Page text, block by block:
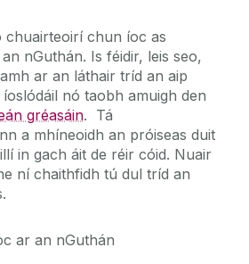
chuairteoirí chun íoc as
nGuthán. Is féidir, leis seo,
ar an láthair tríd an aip
nó taobh amuigh den
gréasáin. Tá
a mhíneoidh an próiseas duit
in gach áit de réir cóid. Nuair
ní chaithfidh tú dul tríd an
ar an nGuthán